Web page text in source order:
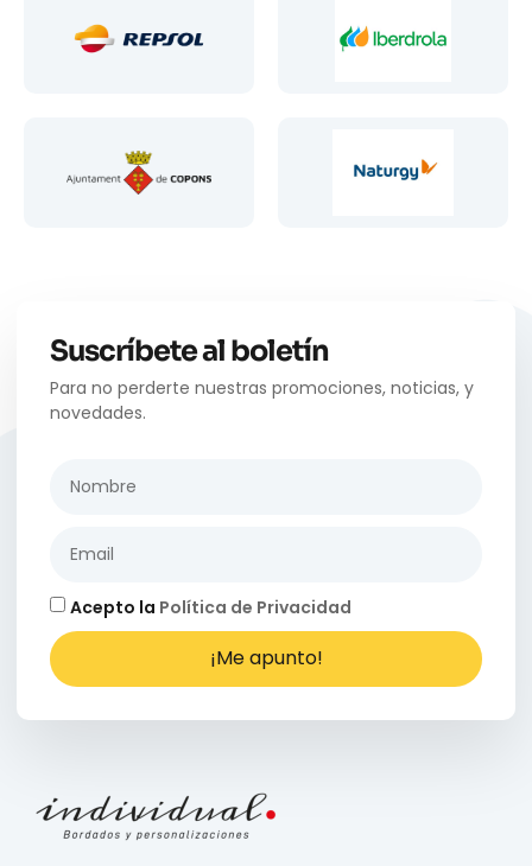
Suscríbete al boletín
Para no perderte nuestras promociones, noticias, y
novedades.
Acepto la Política de Privacidad
¡Me apunto!